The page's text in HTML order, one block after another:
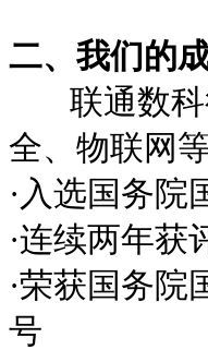
二、我们的
联通数
全、物联网
·入选国务院
·连续两年获
·荣获国务院
号